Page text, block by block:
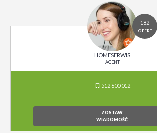
182
OFERT
HOMESERWIS
AGENT
512 600 012
ZOSTAW
WIADOMOŚĆ